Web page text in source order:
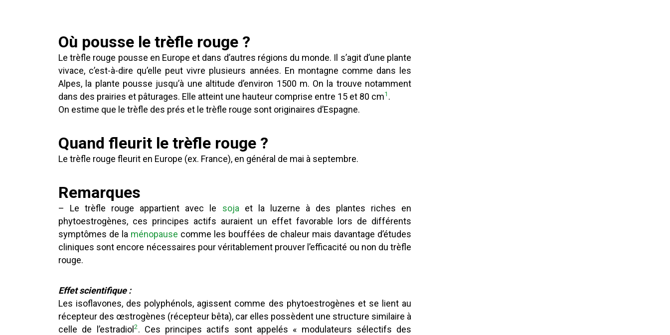
Où pousse le trèfle rouge ?
Le trèfle rouge pousse en Europe et dans d’autres régions du monde. Il s’agit d’une plante
vivace, c’est-à-dire qu’elle peut vivre plusieurs années. En montagne comme dans les
Alpes, la plante pousse jusqu’à une altitude d’environ 1500 m. On la trouve notamment
dans des prairies et pâturages. Elle atteint une hauteur comprise entre 15 et 80 cm1 .
On estime que le trèfle des prés et le trèfle rouge sont originaires d’Espagne.
Quand fleurit le trèfle rouge ?
Le trèfle rouge fleurit en Europe (ex. France), en général de mai à septembre.
Remarques
– Le trèfle rouge appartient avec le soja et la luzerne à des plantes riches en
phytoestrogènes, ces principes actifs auraient un effet favorable lors de différents
symptômes de la ménopause comme les bouffées de chaleur mais davantage d’études
cliniques sont encore nécessaires pour véritablement prouver l’efficacité ou non du trèfle
rouge.
Effet scientifique :
Les isoflavones, des polyphénols, agissent comme des phytoestrogènes et se lient au
récepteur des œstrogènes (récepteur bêta), car elles possèdent une structure similaire à
celle de l’estradiol 2. Ces principes actifs sont appelés « modulateurs sélectifs des